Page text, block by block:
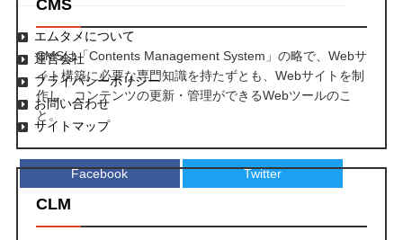
エムタメについて
運営会社
プライバシーポリシー
お問い合わせ
サイトマップ
Facebook Twitter
CMS
CMSは「Contents Management System」の略で、Webサ
イト構築に必要な専門知識を持たずとも、Webサイトを制
作し、コンテンツの更新・管理ができるWebツールのこ
と。
CLM